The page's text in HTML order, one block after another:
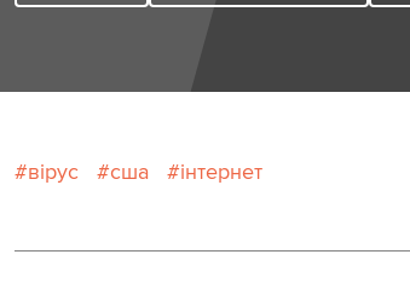
вірус сша інтернет